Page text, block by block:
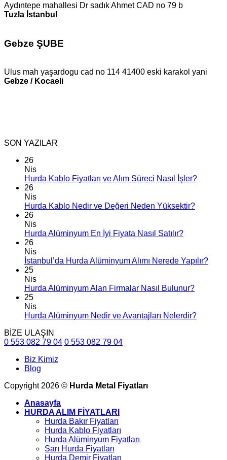
Aydıntepe mahallesi Dr sadık Ahmet CAD no 79 b
Tuzla İstanbul
Gebze ŞUBE
Ulus mah yaşardogu cad no 114 41400 eski karakol yani
Gebze / Kocaeli
SON YAZILAR
26
Nis
Hurda Kablo Fiyatları ve Alım Süreci Nasıl İşler?
26
Nis
Hurda Kablo Nedir ve Değeri Neden Yüksektir?
26
Nis
Hurda Alüminyum En İyi Fiyata Nasıl Satılır?
26
Nis
İstanbul’da Hurda Alüminyum Alımı Nerede Yapılır?
25
Nis
Hurda Alüminyum Alan Firmalar Nasıl Bulunur?
25
Nis
Hurda Alüminyum Nedir ve Avantajları Nelerdir?
BİZE ULAŞIN
0 553 082 79 04 0 553 082 79 04
Biz Kimiz
Blog
Copyright 2026 © Hurda Metal Fiyatları
Anasayfa
HURDA ALIM FİYATLARI
Hurda Bakır Fiyatları
Hurda Kablo Fiyatları
Hurda Alüminyum Fiyatları
Sarı Hurda Fiyatları
Hurda Demir Fiyatları